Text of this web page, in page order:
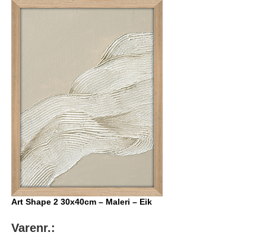
Art Shape 2 30x40cm – Maleri – Eik
Varenr.: